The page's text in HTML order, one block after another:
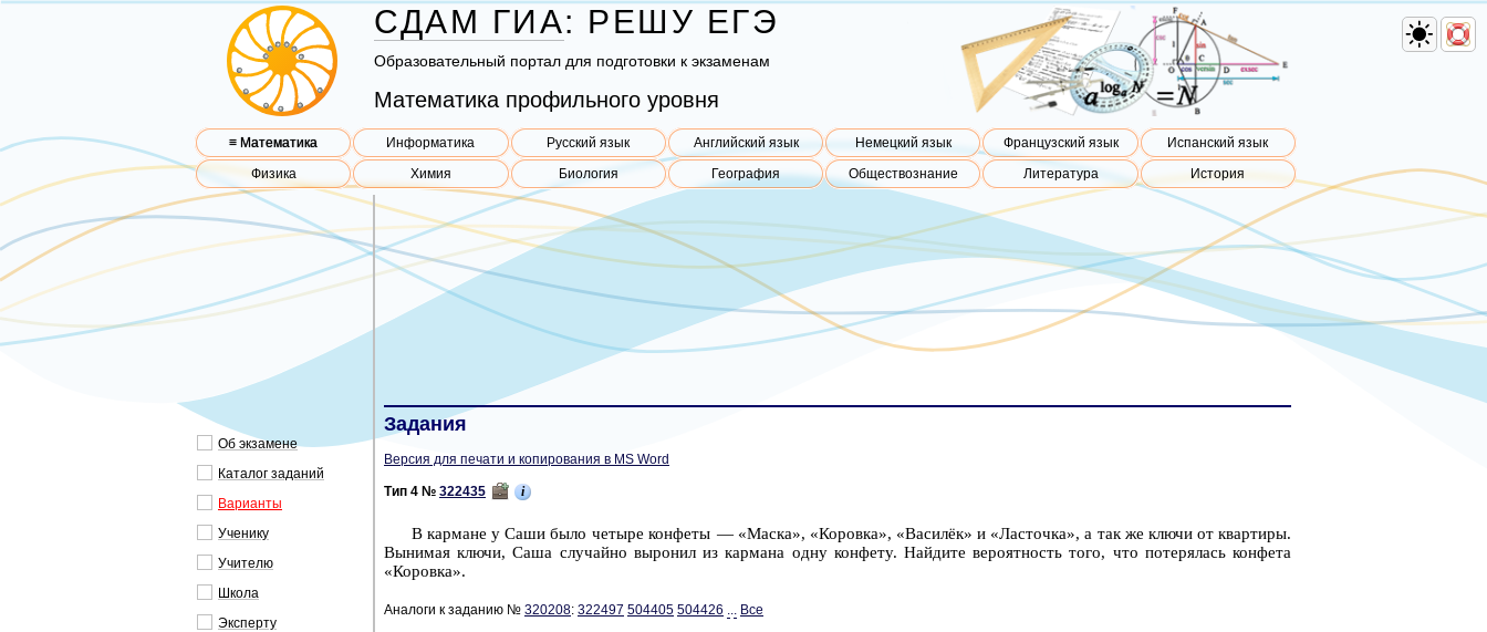
СДАМ ГИА: РЕШУ ЕГЭ
Об­ра­зо­ва­тель­ный пор­тал для под­го­тов­ки к эк­за­ме­нам
Математика профильного уровня
≡ Математика Информатика Русский язык Английский язык Немецкий язык Французский язык
Испанский язык
Физика
Химия Биология География Обществознание Литература История
Об эк­за­ме­не
Ка­та­лог за­да­ний
Ва­ри­ан­ты
Уче­ни­ку
Учи­те­лю
Школа
Экс­пер­ту
Задания
Версия для печати и копирования в MS Word
Тип 4 № 322435 i
В кар­ма­не у Саши было че­ты­ре кон­фе­ты — «Маска», «Ко­ров­ка», «Василёк» и «Ла­сточ­ка», а так же ключи от квар­ти­ры.
Вы­ни­мая ключи, Саша слу­чай­но вы­ро­нил из кар­ма­на одну кон­фе­ту. Най­ди­те ве­ро­ят­ность того, что по­те­ря­лась кон­фе­та
«Ко­ров­ка».
Аналоги к заданию № 320208: 322497 504405 504426 ... Все